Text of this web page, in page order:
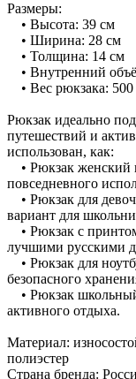
Размеры:
• Высота: 39 см
• Ширина: 28 см
• Толщина: 14 см
• Внутренний
• Вес рюкзака:
Рюкзак идеально
путешествий и
использован, как:
• Рюкзак женский
повседневного
• Рюкзак для
вариант для
• Рюкзак с
лучшими русскими
• Рюкзак для
безопасного
• Рюкзак
активного отдыха.
Материал:
полиэстер
Страна бренда: